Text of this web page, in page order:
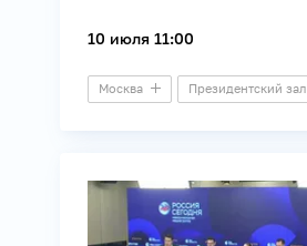
10 июля 11:00
Москва Президентский зал